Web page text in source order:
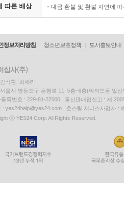
따른 배상 대금 환불 및 환불 지연에
정보처리방침 청소년보호정책 도서홍보안내
석환, 최세라
울시 영등포구 은행로 11, 5층~6층(여의도동,일신
등록번호 : 229-81-37000 통신판매업신고 : 제
: yes24help@yes24.com 호스팅 서비스사업자 :
ⓒ YES24 Corp. All Rights Reserved.